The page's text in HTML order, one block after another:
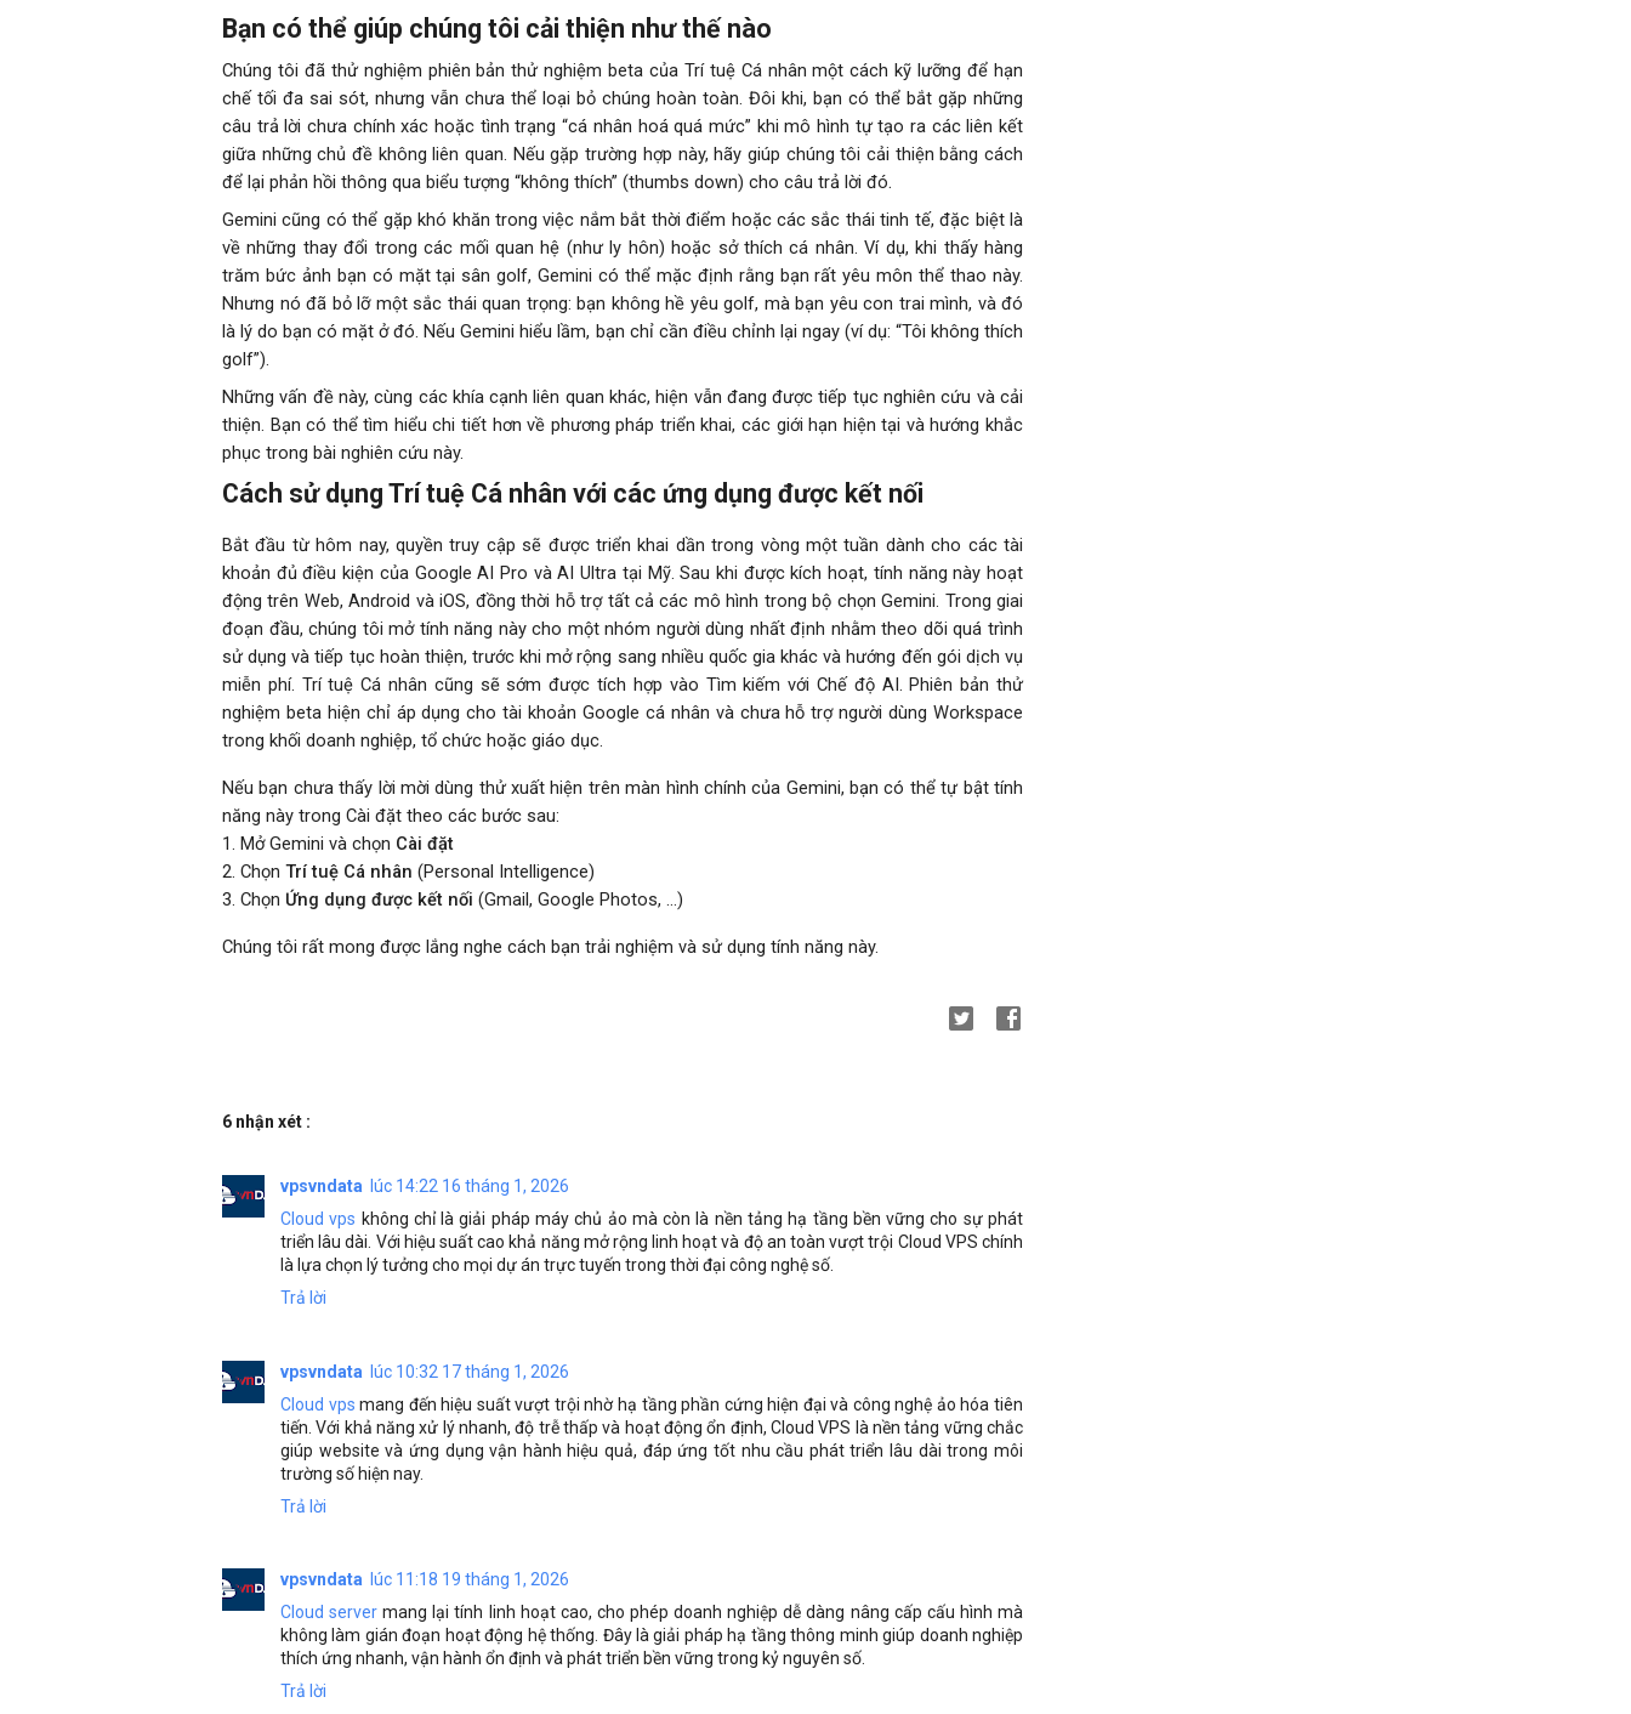
Bạn có thể giúp chúng tôi cải thiện như thế nào
Chúng tôi đã thử nghiệm phiên bản thử nghiệm beta của Trí tuệ Cá nhân một cách kỹ lưỡng để hạn
chế tối đa sai sót, nhưng vẫn chưa thể loại bỏ chúng hoàn toàn. Đôi khi, bạn có thể bắt gặp những
câu trả lời chưa chính xác hoặc tình trạng “cá nhân hoá quá mức” khi mô hình tự tạo ra các liên kết
giữa những chủ đề không liên quan. Nếu gặp trường hợp này, hãy giúp chúng tôi cải thiện bằng cách
để lại phản hồi thông qua biểu tượng “không thích” (thumbs down) cho câu trả lời đó.
Gemini cũng có thể gặp khó khăn trong việc nắm bắt thời điểm hoặc các sắc thái tinh tế, đặc biệt là
về những thay đổi trong các mối quan hệ (như ly hôn) hoặc sở thích cá nhân. Ví dụ, khi thấy hàng
trăm bức ảnh bạn có mặt tại sân golf, Gemini có thể mặc định rằng bạn rất yêu môn thể thao này.
Nhưng nó đã bỏ lỡ một sắc thái quan trọng: bạn không hề yêu golf, mà bạn yêu con trai mình, và đó
là lý do bạn có mặt ở đó. Nếu Gemini hiểu lầm, bạn chỉ cần điều chỉnh lại ngay (ví dụ: “Tôi không thích
golf”).
Những vấn đề này, cùng các khía cạnh liên quan khác, hiện vẫn đang được tiếp tục nghiên cứu và cải
thiện. Bạn có thể tìm hiểu chi tiết hơn về phương pháp triển khai, các giới hạn hiện tại và hướng khắc
phục trong bài nghiên cứu này.
Cách sử dụng Trí tuệ Cá nhân với các ứng dụng được kết nối
Bắt đầu từ hôm nay, quyền truy cập sẽ được triển khai dần trong vòng một tuần dành cho các tài
khoản đủ điều kiện của Google AI Pro và AI Ultra tại Mỹ. Sau khi được kích hoạt, tính năng này hoạt
động trên Web, Android và iOS, đồng thời hỗ trợ tất cả các mô hình trong bộ chọn Gemini. Trong giai
đoạn đầu, chúng tôi mở tính năng này cho một nhóm người dùng nhất định nhằm theo dõi quá trình
sử dụng và tiếp tục hoàn thiện, trước khi mở rộng sang nhiều quốc gia khác và hướng đến gói dịch vụ
miễn phí. Trí tuệ Cá nhân cũng sẽ sớm được tích hợp vào Tìm kiếm với Chế độ AI. Phiên bản thử
nghiệm beta hiện chỉ áp dụng cho tài khoản Google cá nhân và chưa hỗ trợ người dùng Workspace
trong khối doanh nghiệp, tổ chức hoặc giáo dục.
Nếu bạn chưa thấy lời mời dùng thử xuất hiện trên màn hình chính của Gemini, bạn có thể tự bật tính
năng này trong Cài đặt theo các bước sau:
1. Mở Gemini và chọn Cài đặt
2. Chọn Trí tuệ Cá nhân (Personal Intelligence)
3. Chọn Ứng dụng được kết nối (Gmail, Google Photos, …)
Chúng tôi rất mong được lắng nghe cách bạn trải nghiệm và sử dụng tính năng này.
6 nhận xét :
vpsvndata
lúc 14:22 16 tháng 1, 2026
Cloud vps không chỉ là giải pháp máy chủ ảo mà còn là nền tảng hạ tầng bền vững cho sự phát
triển lâu dài. Với hiệu suất cao khả năng mở rộng linh hoạt và độ an toàn vượt trội Cloud VPS chính
là lựa chọn lý tưởng cho mọi dự án trực tuyến trong thời đại công nghệ số.
Trả lời
vpsvndata lúc 10:32 17 tháng 1, 2026
Cloud vps mang đến hiệu suất vượt trội nhờ hạ tầng phần cứng hiện đại và công nghệ ảo hóa tiên
tiến. Với khả năng xử lý nhanh, độ trễ thấp và hoạt động ổn định, Cloud VPS là nền tảng vững chắc
giúp website và ứng dụng vận hành hiệu quả, đáp ứng tốt nhu cầu phát triển lâu dài trong môi
trường số hiện nay.
Trả lời
vpsvndata
lúc 11:18 19 tháng 1, 2026
Cloud server mang lại tính linh hoạt cao, cho phép doanh nghiệp dễ dàng nâng cấp cấu hình mà
không làm gián đoạn hoạt động hệ thống. Đây là giải pháp hạ tầng thông minh giúp doanh nghiệp
thích ứng nhanh, vận hành ổn định và phát triển bền vững trong kỷ nguyên số.
Trả lời